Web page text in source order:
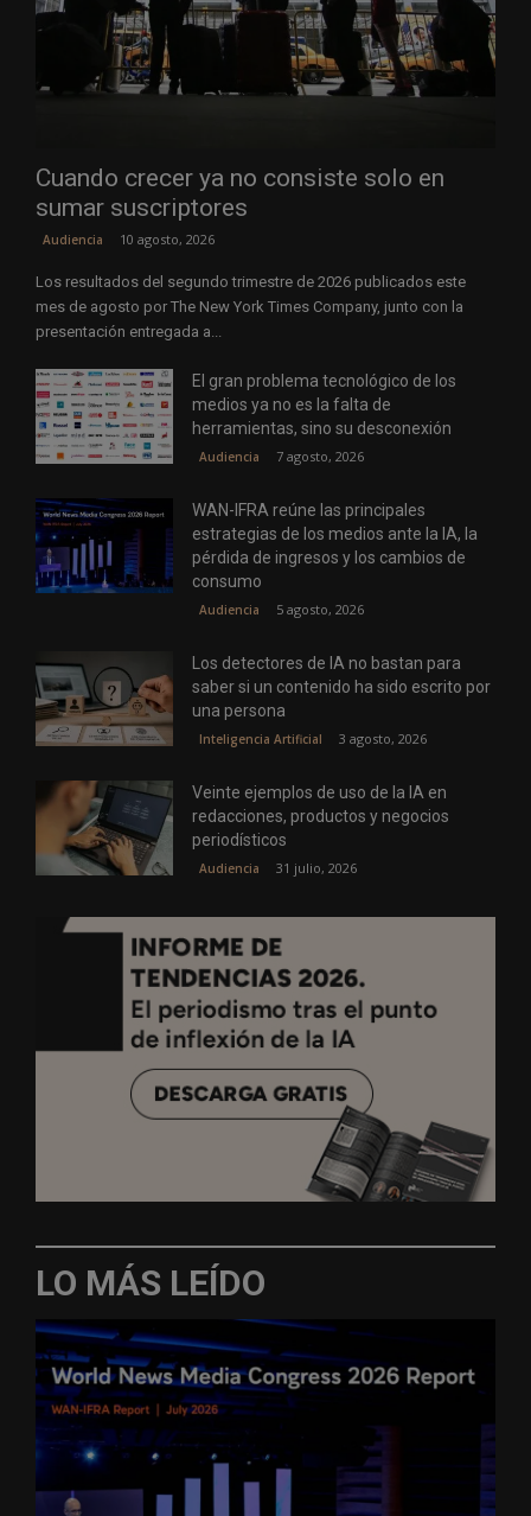
Cuando crecer ya no consiste solo en
sumar suscriptores
Audiencia 10 agosto, 2026
Los resultados del segundo trimestre de 2026 publicados este
mes de agosto por The New York Times Company, junto con la
presentación entregada a...
El gran problema tecnológico de los
medios ya no es la falta de
herramientas, sino su desconexión
Audiencia 7 agosto, 2026
WAN-IFRA reúne las principales
estrategias de los medios ante la IA, la
pérdida de ingresos y los cambios de
consumo
Audiencia 5 agosto, 2026
Los detectores de IA no bastan para
saber si un contenido ha sido escrito por
una persona
Inteligencia Artificial 3 agosto, 2026
Veinte ejemplos de uso de la IA en
redacciones, productos y negocios
periodísticos
Audiencia 31 julio, 2026
LO MÁS LEÍDO